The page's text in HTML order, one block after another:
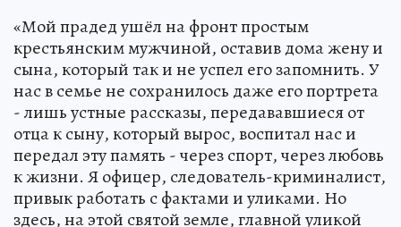
«Мой прадед ушёл на фронт простым
крестьянским мужчиной, оставив дома жену и
сына, который так и не успел его запомнить. У
нас в семье не сохранилось даже его портрета
- лишь устные рассказы, передававшиеся от
отца к сыну, который вырос, воспитал нас и
передал эту память - через спорт, через любовь
к жизни. Я офицер, следователь-криминалист,
привык работать с фактами и уликами. Но
здесь, на этой святой земле, главной уликой